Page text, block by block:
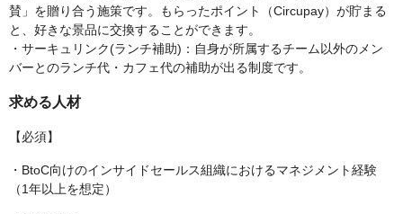
賛」を贈り合う施策です。もらったポイント（Circupay）が貯まる
と、好きな景品に交換することができます。
・サーキュリンク(ランチ補助)：自身が所属するチーム以外のメン
バーとのランチ代・カフェ代の補助が出る制度です。
求める人材
【必須】
・BtoC向けのインサイドセールス組織におけるマネジメント経験
（1年以上を想定）